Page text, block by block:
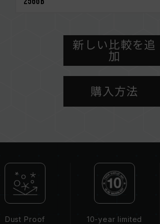
新しい比較を追
加
購入方法
Dust Proof
10-year limited